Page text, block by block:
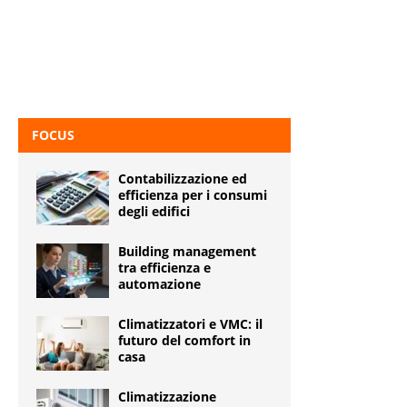
FOCUS
Contabilizzazione ed
efficienza per i consumi
degli edifici
Building management
tra efficienza e
automazione
Climatizzatori e VMC: il
futuro del comfort in
casa
Climatizzazione